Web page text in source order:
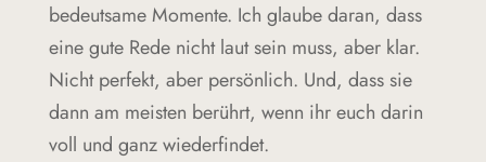
bedeutsame Momente. Ich glaube daran, dass
eine gute Rede nicht laut sein muss, aber klar.
Nicht perfekt, aber persönlich. Und, dass sie
dann am meisten berührt, wenn ihr euch darin
voll und ganz wiederfindet.